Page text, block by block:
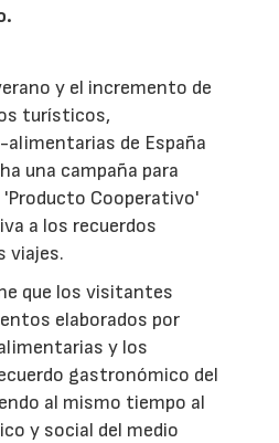
y el incremento de
turísticos,
de España
una campaña para
Cooperativo'
a los recuerdos
viajes.
que los visitantes
elaborados por
y los
gastronómico del
al mismo tiempo al
y social del medio